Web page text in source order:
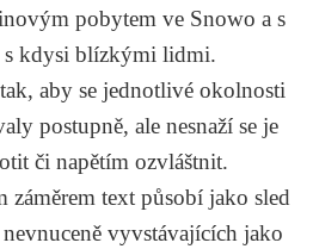
pobytem ve Snowo a s
s kdysi blízkými lidmi.
aby se jednotlivé okolnosti
postupně, ale nesnaží se je
či napětím ozvláštnit.
záměrem text působí jako sled
vyvstávajících jako